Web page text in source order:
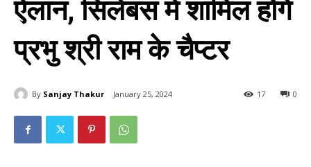
ऐलान, सिलेबस में शामिल होंगे
प्रभु श्री राम के चैप्टर
By Sanjay Thakur January 25, 2024 0
17